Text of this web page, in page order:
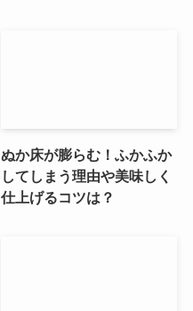
ぬか床が膨らむ！ふかふか
してしまう理由や美味しく
仕上げるコツは？